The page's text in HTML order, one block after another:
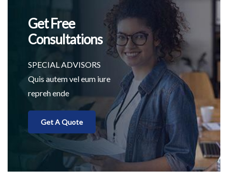
Get Free
Consultations
SPECIAL ADVISORS
Quis autem vel eum iure
repreh ende
Get A Quote